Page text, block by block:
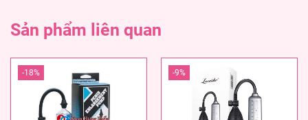
Sản phẩm liên quan
-18% -9%